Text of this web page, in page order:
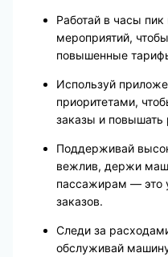
Работай в часы
мероприятий, чтобы
повышенные
Используй
приоритетами,
заказы и повышать
Поддерживай
вежлив, держи
пассажирам — это
заказов.
Следи за
обслуживай